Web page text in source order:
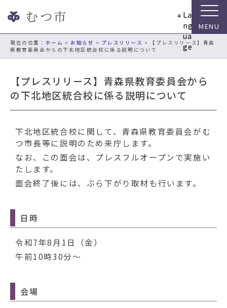
ビ
La
ng
ua
ge
現在の位置： ホーム > お知らせ > プレスリリース > 【プレスリリース】青森
県教育委員会からの下北地区統合校に係る説明について
【プレスリリース】青森県教育委員会から
の下北地区統合校に係る説明について
下北地区統合校に関して、青森県教育委員会がむ
つ市長等に説明のため来庁します。
なお、この面会は、プレスフルオープンで実施い
たします。
面会終了後には、ぶら下がり取材も行います。
日時
令和7年8月1日（金）
午前10時30分～
会場